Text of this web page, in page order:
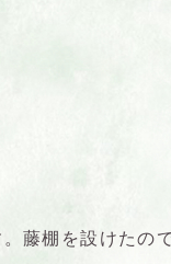
藤棚を設けたの